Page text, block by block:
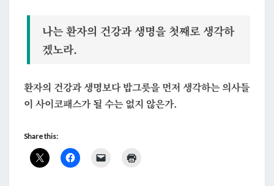
나는 환자의 건강과 생명을 첫째로 생각하
겠노라.
환자의 건강과 생명보다 밥그릇을 먼저 생각하는 의사들
이 사이코패스가 될 수는 없지 않은가.
Share this: